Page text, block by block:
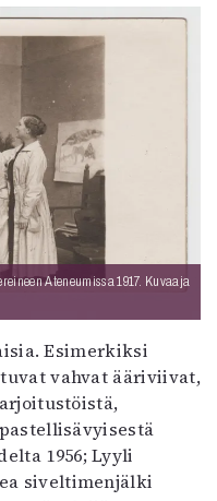
Ateneumissa 1917. Kuvaaja
Esimerkiksi
vahvat ääriviivat,
1956; Lyyli
siveltimenjälki